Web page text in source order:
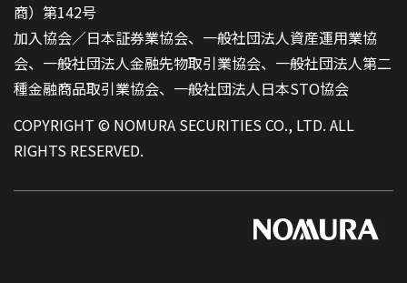
商）第142号
加入協会／日本証券業協会、一般社団法人資産運用業協
会、一般社団法人金融先物取引業協会、一般社団法人第二
種金融商品取引業協会、一般社団法人日本STO協会
COPYRIGHT © NOMURA SECURITIES CO., LTD. ALL
RIGHTS RESERVED.